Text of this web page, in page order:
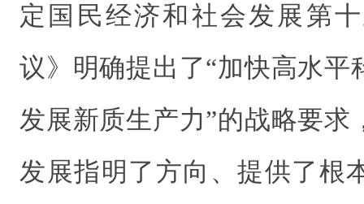
定国民经济和社会发展第
议》明确提出了“加快高水平
发展新质生产力”的战略要求
发展指明了方向、提供了根